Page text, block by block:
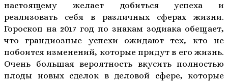
настоящему желает добиться успеха и
реализовать себя в различных сферах жизни.
Гороскоп на 2017 год по знакам зодиака обещает,
что грандиозные успехи ожидают тех, кто не
побоится изменений, которые придут в его жизнь.
Очень большая вероятность вкусить полностью
плоды новых сделок в деловой сфере, которые